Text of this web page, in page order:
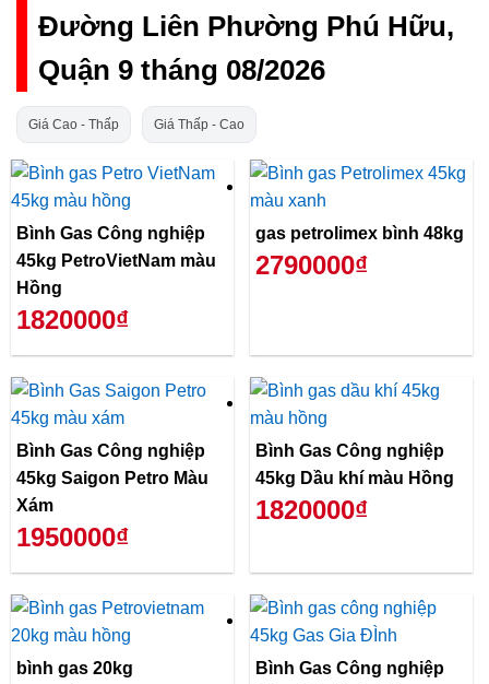
Đường Liên Phường Phú Hữu,
Quận 9 tháng 08/2026
Giá Cao - Thấp Giá Thấp - Cao
Bình Gas Công nghiệp
45kg PetroVietNam màu
Hồng
1820000₫
gas petrolimex bình 48kg
2790000₫
Bình Gas Công nghiệp
45kg Saigon Petro Màu
Xám
1950000₫
Bình Gas Công nghiệp
45kg Dầu khí màu Hồng
1820000₫
bình gas 20kg
Bình Gas Công nghiệp